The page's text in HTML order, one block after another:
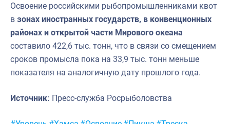
Освоение российскими рыбопромышленниками квот
в зонах иностранных государств, в конвенционных
районах и открытой части Мирового океана
составило 422,6 тыс. тонн, что в связи со смещением
сроков промысла пока на 33,9 тыс. тонн меньше
показателя на аналогичную дату прошлого года.
Источник: Пресс-служба Росрыболовства